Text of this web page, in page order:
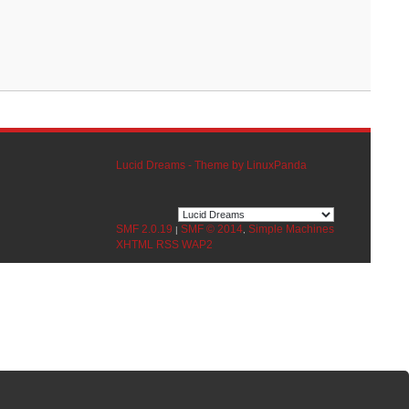
Lucid Dreams - Theme by LinuxPanda
SMF 2.0.19 | SMF © 2014, Simple Machines
XHTML
RSS WAP2